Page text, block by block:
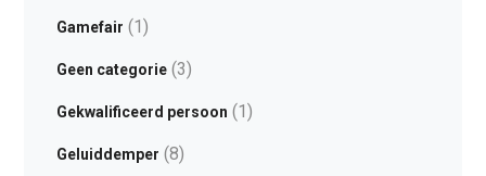
Gamefair (1)
Geen categorie(3)
Gekwalificeerd persoon (1)
Geluiddemper (8)